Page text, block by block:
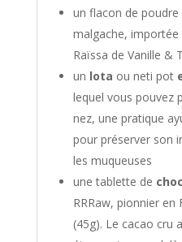
un flacon de poudre
malgache,
Raïssa de Vanille &
un lota ou neti pot
lequel vous pouvez
nez, une pratique
pour préserver son
les muqueuses
une tablette de
RRRaw, pionnier en
(45g). Le cacao cru